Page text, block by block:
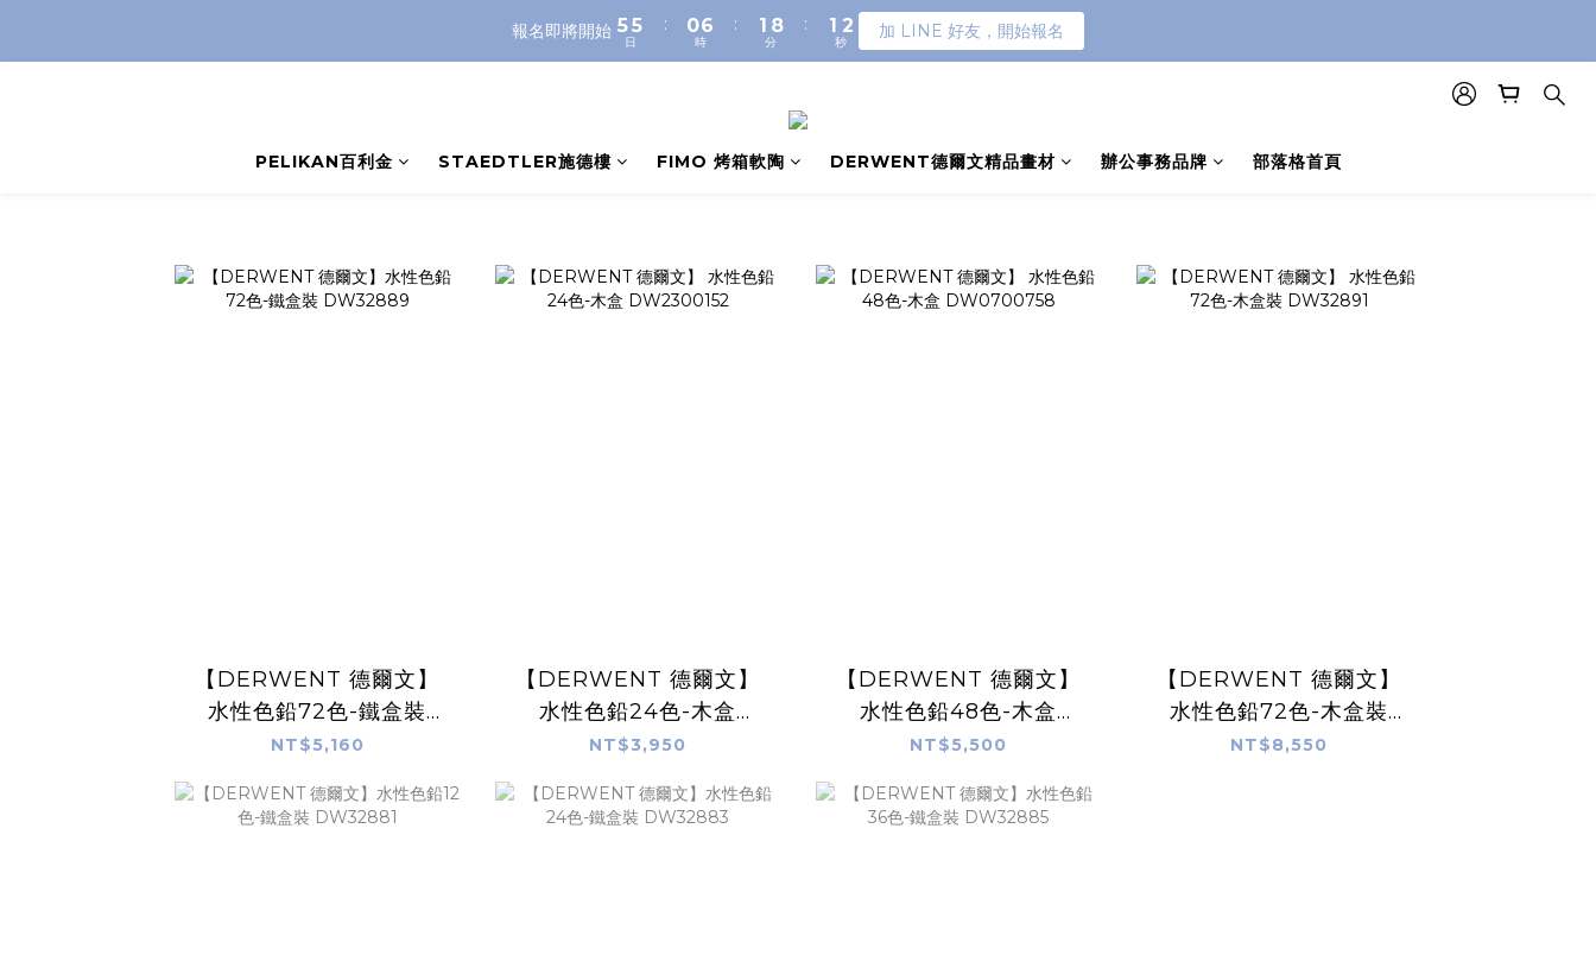
報名即將開始 5
4
0
5
4
日
:
06
5
1
時
:
1
0
8
7
3
分
:
1
0
1
0
秒
加 LINE 好友，開始報名
PELIKAN百利金 STAEDTLER施德樓 FIMO 烤箱軟陶 DERWENT德爾文精品畫材 辦公事務品牌 部落格首頁
【DERWENT 德爾文】
水性色鉛72色-鐵盒裝
DW32889
NT$5,160
【DERWENT 德爾文】
水性色鉛24色-木盒
DW2300152
NT$3,950
【DERWENT 德爾文】
水性色鉛48色-木盒
DW0700758
NT$5,500
【DERWENT 德爾文】
水性色鉛72色-木盒裝
DW32891
NT$8,550